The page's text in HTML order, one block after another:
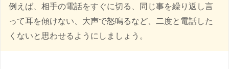
例えば、相手の電話をすぐに切る、同じ事を繰り返し言
って耳を傾けない、大声で怒鳴るなど、二度と電話した
くないと思わせるようにしましょう。